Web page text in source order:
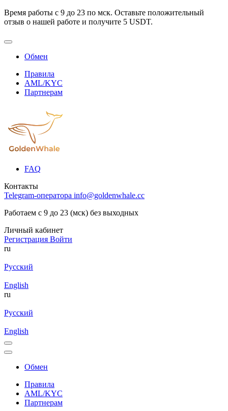
Время работы с 9 до 23 по мск. Оставьте положительный
отзыв о нашей работе и получите 5 USDT.
Обмен
Правила
AML/KYC
Партнерам
FAQ
Контакты
Telegram-оператора info@goldenwhale.cc
Работаем с 9 до 23 (мск) без выходных
Личный кабинет
Регистрация Войти
ru
Русский
English
ru
Русский
English
Обмен
Правила
AML/KYC
Партнерам